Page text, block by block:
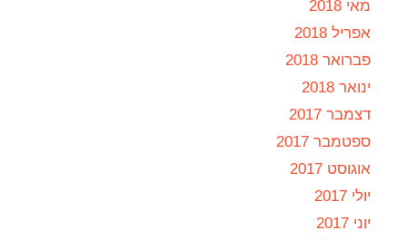
מאי 2018
אפריל 2018
פברואר 2018
ינואר 2018
דצמבר 2017
ספטמבר 2017
אוגוסט 2017
יולי 2017
יוני 2017